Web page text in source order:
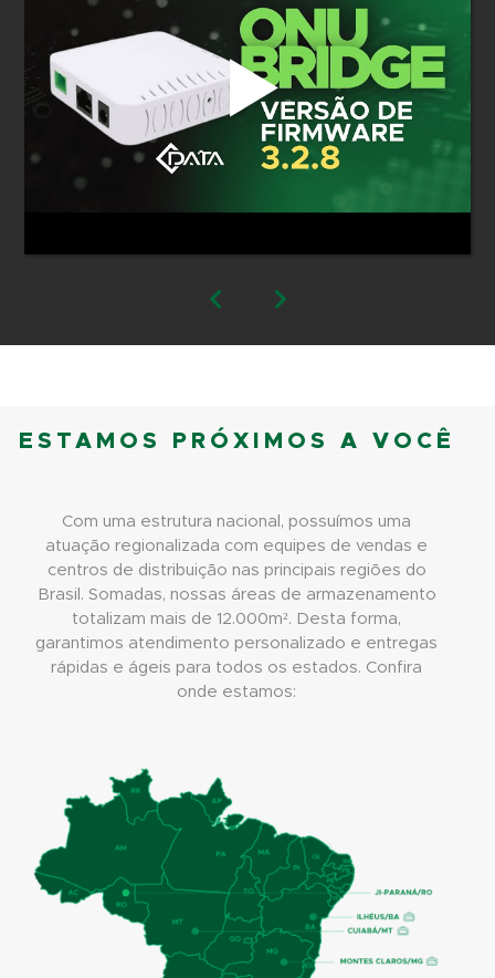
ESTAMOS PRÓXIMOS A VOCÊ
Com uma estrutura nacional, possuímos uma
atuação regionalizada com equipes de vendas e
centros de distribuição nas principais regiões do
Brasil. Somadas, nossas áreas de armazenamento
totalizam mais de 12.000m². Desta forma,
garantimos atendimento personalizado e entregas
rápidas e ágeis para todos os estados. Confira
onde estamos: